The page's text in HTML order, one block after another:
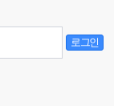
로그인